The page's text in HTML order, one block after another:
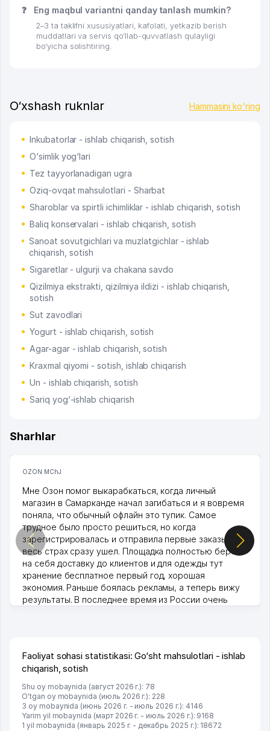
❓ Eng maqbul variantni qanday tanlash mumkin?
2–3 ta taklifni xususiyatlari, kafolati, yetkazib berish
muddatlari va servis qo‘llab-quvvatlash qulayligi
bo‘yicha solishtiring.
O‘xshash ruknlar Hammasini ko'ring
Inkubatorlar - ishlab chiqarish, sotish
O‘simlik yog‘lari
Tez tayyorlanadigan ugra
Oziq-ovqat mahsulotlari - Sharbat
Sharoblar va spirtli ichimliklar - ishlab chiqarish, sotish
Baliq konservalari - ishlab chiqarish, sotish
Sanoat sovutgichlari va muzlatgichlar - ishlab
chiqarish, sotish
Sigaretlar - ulgurji va chakana savdo
Qizilmiya ekstrakti, qizilmiya ildizi - ishlab chiqarish,
sotish
Sut zavodlari
Yogurt - ishlab chiqarish, sotish
Agar-agar - ishlab chiqarish, sotish
Kraxmal qiyomi - sotish, ishlab chiqarish
Un - ishlab chiqarish, sotish
Sariq yog‘-ishlab chiqarish
Sharhlar
OZON MChJ
Мне Озон помог выкарабкаться, когда личный
магазин в Самарканде начал загибаться и я вовремя
поняла, что обычный офлайн это тупик. Самое
трудное было просто решиться, но когда
зарегистрировалась и отправила первые заказы,
весь страх сразу ушел. Площадка полностью берет
на себя доставку до клиентов и для одежды тут
хранение бесплатное первый год, хорошая
экономия. Раньше боялась рекламы, а теперь вижу
результаты. В последнее время из России очень
Faoliyat sohasi statistikasi: Go‘sht mahsulotlari - ishlab
chiqarish, sotish
Shu oy mobaynida (август 2026 г.): 78
O'tgan oy mobaynida (июль 2026 г.): 228
3 oy mobaynida (июнь 2026 г. - июль 2026 г.): 4146
Yarim yil mobaynida (март 2026 г. - июль 2026 г.): 9168
1 yil mobaynida (январь 2025 г. - декабрь 2025 г.): 18672